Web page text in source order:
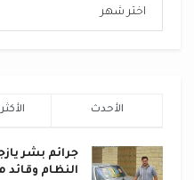
الأحدث
جرائم بشر
النظام